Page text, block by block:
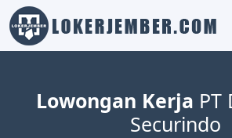
Lowongan Kerja PT
Securindo